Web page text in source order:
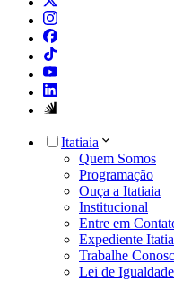
Itatiaia
Quem Somos
Programação
Ouça a Itatiaia
Institucional
Entre em
Expediente
Trabalhe
Lei de